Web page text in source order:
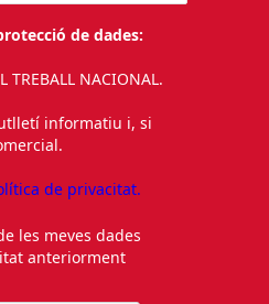
de dades:
TREBALL NACIONAL.
informatiu i, si
de privacitat.
les meves dades
anteriorment